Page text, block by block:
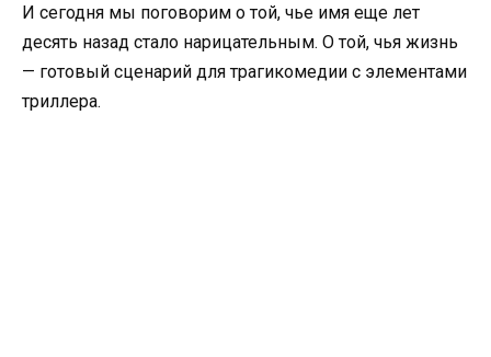
И сегодня мы поговорим о той, чье имя еще лет
десять назад стало нарицательным. О той, чья жизнь
— готовый сценарий для трагикомедии с элементами
триллера.